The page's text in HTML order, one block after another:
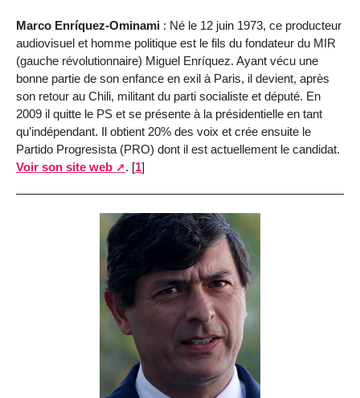
Marco Enríquez-Ominami : Né le 12 juin 1973, ce producteur
audiovisuel et homme politique est le fils du fondateur du MIR
(gauche révolutionnaire) Miguel Enríquez. Ayant vécu une
bonne partie de son enfance en exil à Paris, il devient, après
son retour au Chili, militant du parti socialiste et député. En
2009 il quitte le PS et se présente à la présidentielle en tant
qu’indépendant. Il obtient 20% des voix et crée ensuite le
Partido Progresista (PRO) dont il est actuellement le candidat.
Voir son site web
. [1]